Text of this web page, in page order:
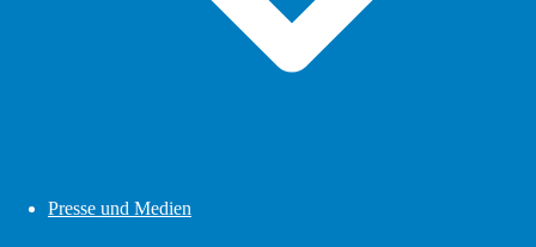
Presse und Medien